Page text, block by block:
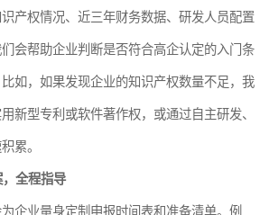
产权情况、近三年财务数据、研发人员配置
会帮助企业判断是否符合高企认定的入门条
如，如果发现企业的知识产权数量不足，我
新型专利或软件著作权，或通过自主研发、
累。
全程指导
企业量身定制申报时间表和准备清单。例